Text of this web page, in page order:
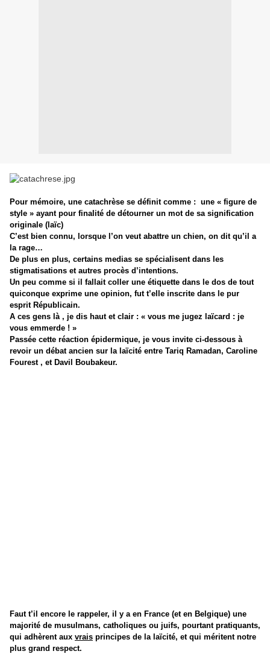
Pour mémoire, une catachrèse se définit comme : une « figure de
style » ayant pour finalité de détourner un mot de sa signification
originale (laïc)
C’est bien connu, lorsque l’on veut abattre un chien, on dit qu’il a
la rage…
De plus en plus, certains medias se spécialisent dans les
stigmatisations et autres procès d’intentions.
Un peu comme si il fallait coller une étiquette dans le dos de tout
quiconque exprime une opinion, fut t’elle inscrite dans le pur
esprit Républicain.
A ces gens là , je dis haut et clair : « vous me jugez laïcard : je
vous emmerde ! »
Passée cette réaction épidermique, je vous invite ci-dessous à
revoir un débat ancien sur la laïcité entre Tariq Ramadan, Caroline
Fourest , et Davil Boubakeur.
Faut t’il encore le rappeler, il y a en France (et en Belgique) une
majorité de musulmans, catholiques ou juifs, pourtant pratiquants,
qui adhèrent aux vrais principes de la laïcité, et qui méritent notre
plus grand respect.